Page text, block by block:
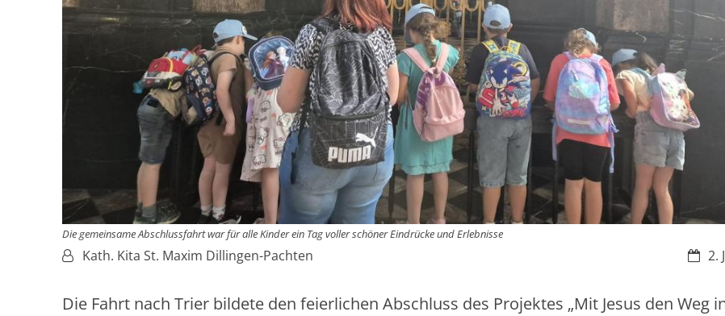
Die gemeinsame Abschlussfahrt war für alle Kinder ein Tag voller schöner Eindrücke und Erlebnisse
2.
Von:Kath. Kita St. Maxim Dillingen-Pachten
Die Fahrt nach Trier bildete den feierlichen Abschluss des Projektes „Mit Jesus den Weg